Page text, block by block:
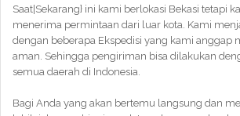
Saat|Sekarang} ini kami berlokasi Bekasi tetapi
menerima permintaan dari luar kota. Kami
dengan beberapa Ekspedisi yang kami anggap
aman. Sehingga pengiriman bisa dilakukan
semua daerah di Indonesia.
Bagi Anda yang akan bertemu langsung dan